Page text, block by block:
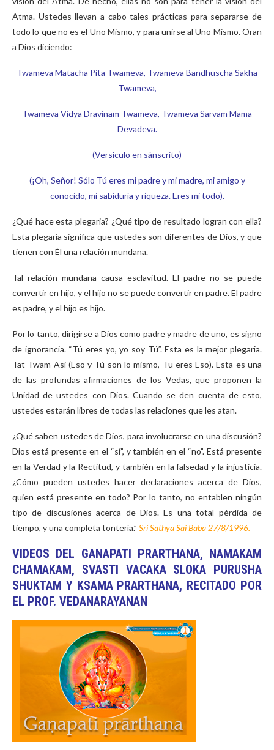
Atma. Ustedes llevan a cabo tales prácticas para separarse de
todo lo que no es el Uno Mismo, y para unirse al Uno Mismo. Oran
a Dios diciendo:
Twameva Matacha Pita Twameva, Twameva Bandhuscha Sakha
Twameva,
Twameva Vidya Dravinam Twameva, Twameva Sarvam Mama
Devadeva.
(Versículo en sánscrito)
(¡Oh, Señor! Sólo Tú eres mi padre y mi madre, mi amigo y
conocido, mi sabiduría y riqueza. Eres mi todo).
¿Qué hace esta plegaria? ¿Qué tipo de resultado logran con ella?
Esta plegaria significa que ustedes son diferentes de Dios, y que
tienen con Él una relación mundana.
Tal relación mundana causa esclavitud. El padre no se puede
convertir en hijo, y el hijo no se puede convertir en padre. El padre
es padre, y el hijo es hijo.
Por lo tanto, dirigirse a Dios como padre y madre de uno, es signo
de ignorancia. “Tú eres yo, yo soy Tú”. Esta es la mejor plegaria.
Tat Twam Asi (Eso y Tú son lo mismo, Tu eres Eso). Esta es una
de las profundas afirmaciones de los Vedas, que proponen la
Unidad de ustedes con Dios. Cuando se den cuenta de esto,
ustedes estarán libres de todas las relaciones que les atan.
¿Qué saben ustedes de Dios, para involucrarse en una discusión?
Dios está presente en el “sí”, y también en el “no”. Está presente
en la Verdad y la Rectitud, y también en la falsedad y la injusticia.
¿Cómo pueden ustedes hacer declaraciones acerca de Dios,
quien está presente en todo? Por lo tanto, no entablen ningún
tipo de discusiones acerca de Dios. Es una total pérdida de
tiempo, y una completa tontería.” Sri Sathya Sai Baba 27/8/1996.
VIDEOS DEL GANAPATI PRARTHANA, NAMAKAM
CHAMAKAM, SVASTI VACAKA SLOKA PURUSHA
SHUKTAM Y KSAMA PRARTHANA, RECITADO POR
EL PROF. VEDANARAYANAN